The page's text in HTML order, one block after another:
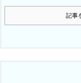
記事